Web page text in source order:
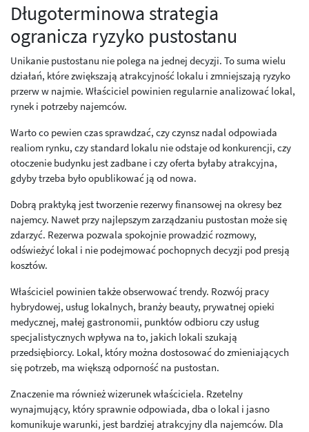
Długoterminowa strategia
ogranicza ryzyko pustostanu
Unikanie pustostanu nie polega na jednej decyzji. To suma wielu
działań, które zwiększają atrakcyjność lokalu i zmniejszają ryzyko
przerw w najmie. Właściciel powinien regularnie analizować lokal,
rynek i potrzeby najemców.
Warto co pewien czas sprawdzać, czy czynsz nadal odpowiada
realiom rynku, czy standard lokalu nie odstaje od konkurencji, czy
otoczenie budynku jest zadbane i czy oferta byłaby atrakcyjna,
gdyby trzeba było opublikować ją od nowa.
Dobrą praktyką jest tworzenie rezerwy finansowej na okresy bez
najemcy. Nawet przy najlepszym zarządzaniu pustostan może się
zdarzyć. Rezerwa pozwala spokojnie prowadzić rozmowy,
odświeżyć lokal i nie podejmować pochopnych decyzji pod presją
kosztów.
Właściciel powinien także obserwować trendy. Rozwój pracy
hybrydowej, usług lokalnych, branży beauty, prywatnej opieki
medycznej, małej gastronomii, punktów odbioru czy usług
specjalistycznych wpływa na to, jakich lokali szukają
przedsiębiorcy. Lokal, który można dostosować do zmieniających
się potrzeb, ma większą odporność na pustostan.
Znaczenie ma również wizerunek właściciela. Rzetelny
wynajmujący, który sprawnie odpowiada, dba o lokal i jasno
komunikuje warunki, jest bardziej atrakcyjny dla najemców. Dla